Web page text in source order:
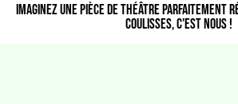
Imaginez une pièce de théâtre parfaitement
coulisses, c'est nous !